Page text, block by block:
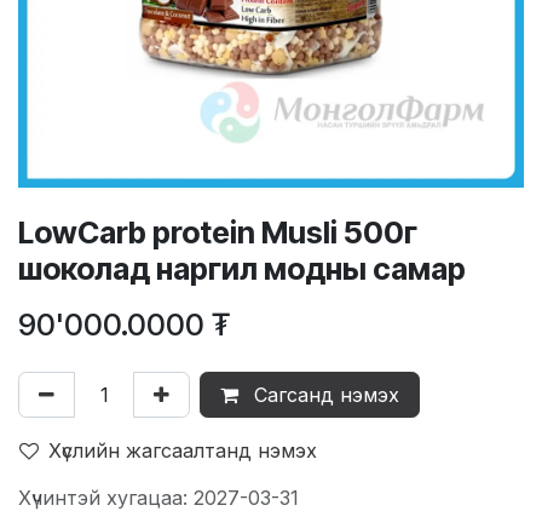
LowCarb protein Musli 500г
шоколад наргил модны самар
90'000.0000 ₮
Сагсанд нэмэх
Хүслийн жагсаалтанд нэмэх
Хүчинтэй хугацаа: 2027-03-31